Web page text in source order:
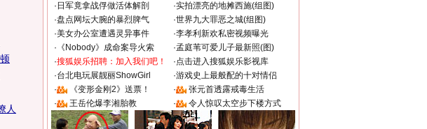
人
· 日军竟拿战俘做活体解剖 ·实拍漂亮的地摊西施(组图)
·盘点网坛大腕的暴烈脾气 ·世界九大罪恶之城(组图)
·美女办公室遭遇灵异事件 ·李孝利新欢私密视频曝光
· 《Nobody》成命案导火索 ·孟庭苇可爱儿子最新照(图)
·搜狐娱乐招聘：加入我们吧！ ·点击进入搜狐娱乐影视库
·台北电玩展靓丽ShowGirl ·游戏史上最般配的十对情侣
·
《变形金刚2》送票！ ·
张元首透露戒毒生活
·
王岳伦爆李湘胎教 · 令人惊叹太空步下楼方式